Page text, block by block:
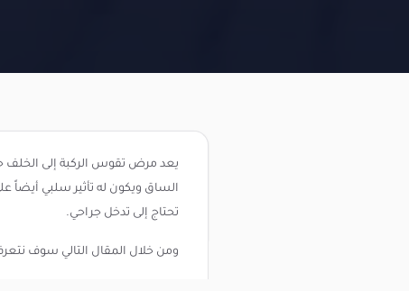
يعد مرض تقوس الركبة إلى الخلف
الساق ويكون له تأثير سلبي أيضاً
تحتاج إلى تدخل جراحي.
ومن خلال المقال التالي سوف